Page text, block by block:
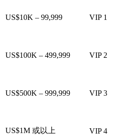
US$10K – 99,999 VIP 1
US$100K – 499,999 VIP 2
US$500K – 999,999 VIP 3
US$1M 或以上 VIP 4